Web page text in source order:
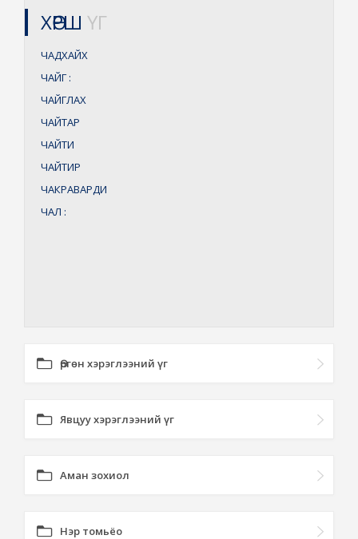
ХӨРШ ҮГ
ЧАДХАЙХ
ЧАЙГ :
ЧАЙГЛАХ
ЧАЙТАР
ЧАЙТИ
ЧАЙТИР
ЧАКРАВАРДИ
ЧАЛ :
Өргөн хэрэглээний үг
Явцуу хэрэглээний үг
Аман зохиол
Нэр томьёо